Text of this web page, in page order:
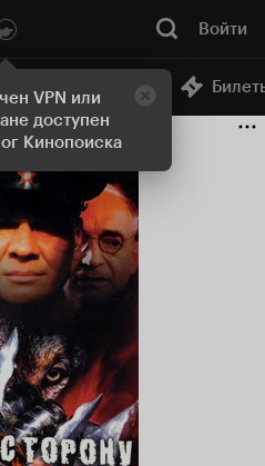
VPN или
доступен
Кинопоиска
Войти
Онлайн-кинотеатр